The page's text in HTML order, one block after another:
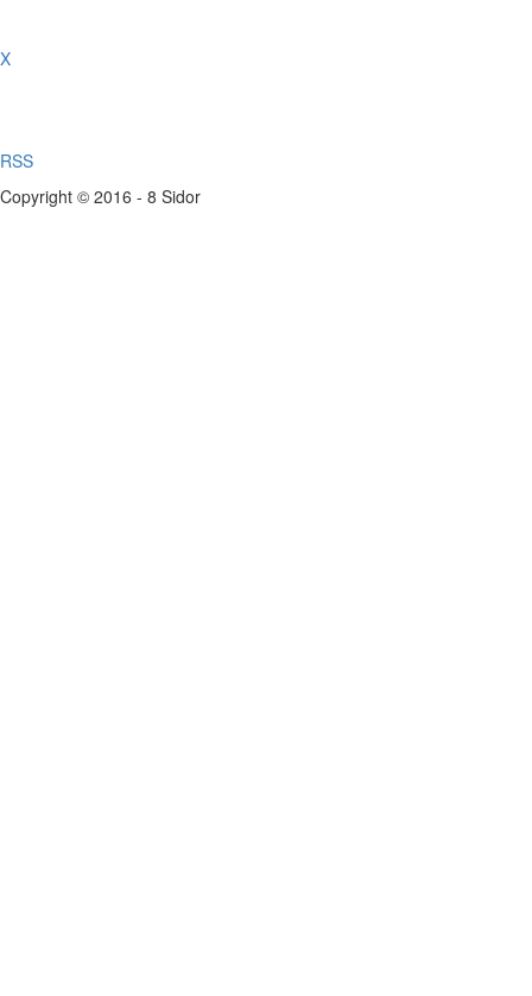
X
RSS
Copyright © 2016 - 8 Sidor